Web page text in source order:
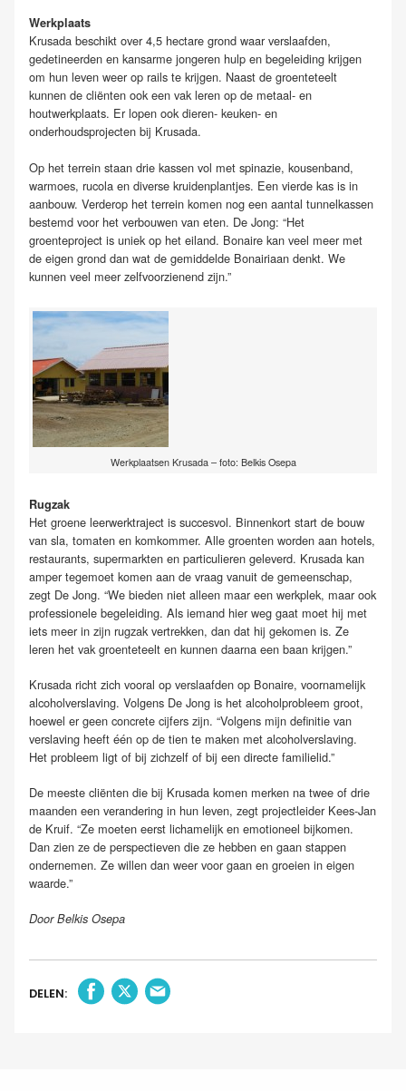
Werkplaats
Krusada beschikt over 4,5 hectare grond waar verslaafden,
gedetineerden en kansarme jongeren hulp en begeleiding krijgen
om hun leven weer op rails te krijgen. Naast de groenteteelt
kunnen de cliënten ook een vak leren op de metaal- en
houtwerkplaats. Er lopen ook dieren- keuken- en
onderhoudsprojecten bij Krusada.
Op het terrein staan drie kassen vol met spinazie, kousenband,
warmoes, rucola en diverse kruidenplantjes. Een vierde kas is in
aanbouw. Verderop het terrein komen nog een aantal tunnelkassen
bestemd voor het verbouwen van eten. De Jong: “Het
groenteproject is uniek op het eiland. Bonaire kan veel meer met
de eigen grond dan wat de gemiddelde Bonairiaan denkt. We
kunnen veel meer zelfvoorzienend zijn.”
Werkplaatsen Krusada – foto: Belkis Osepa
Rugzak
Het groene leerwerktraject is succesvol. Binnenkort start de bouw
van sla, tomaten en komkommer. Alle groenten worden aan hotels,
restaurants, supermarkten en particulieren geleverd. Krusada kan
amper tegemoet komen aan de vraag vanuit de gemeenschap,
zegt De Jong. “We bieden niet alleen maar een werkplek, maar ook
professionele begeleiding. Als iemand hier weg gaat moet hij met
iets meer in zijn rugzak vertrekken, dan dat hij gekomen is. Ze
leren het vak groenteteelt en kunnen daarna een baan krijgen.”
Krusada richt zich vooral op verslaafden op Bonaire, voornamelijk
alcoholverslaving. Volgens De Jong is het alcoholprobleem groot,
hoewel er geen concrete cijfers zijn. “Volgens mijn definitie van
verslaving heeft één op de tien te maken met alcoholverslaving.
Het probleem ligt of bij zichzelf of bij een directe familielid.”
De meeste cliënten die bij Krusada komen merken na twee of drie
maanden een verandering in hun leven, zegt projectleider Kees-Jan
de Kruif. “Ze moeten eerst lichamelijk en emotioneel bijkomen.
Dan zien ze de perspectieven die ze hebben en gaan stappen
ondernemen. Ze willen dan weer voor gaan en groeien in eigen
waarde.”
Door Belkis Osepa
DELEN: